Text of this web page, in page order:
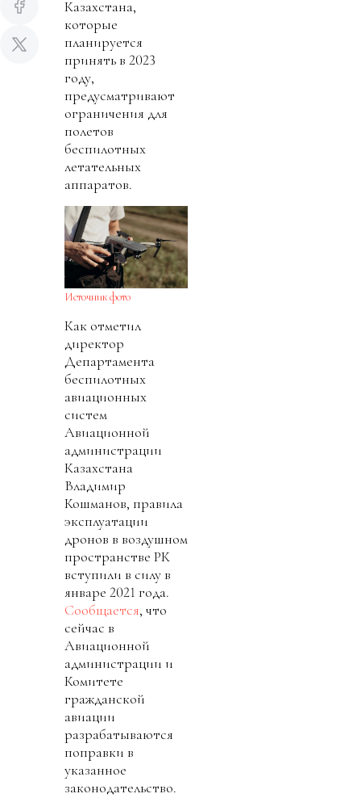
Казахстана,
которые
планируется
принять в 2023
году,
предусматривают
ограничения для
полетов
беспилотных
летательных
аппаратов.
Источник фото
Как отметил
директор
Департамента
беспилотных
авиационных
систем
Авиационной
администрации
Казахстана
Владимир
Кошманов, правила
эксплуатации
дронов в воздушном
пространстве РК
вступили в силу в
январе 2021 года.
Сообщается, что
сейчас в
Авиационной
администрации и
Комитете
гражданской
авиации
разрабатываются
поправки в
указанное
законодательство.